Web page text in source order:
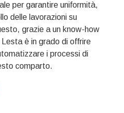
per garantire uniformità,
delle lavorazioni su
grazie a un know-how
è in grado di offrire
i processi di
comparto.